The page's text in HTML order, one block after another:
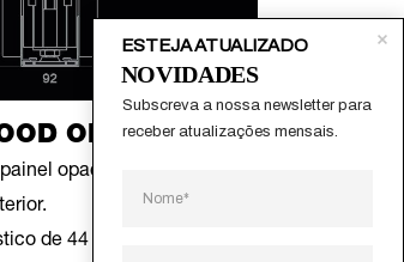
OPACA
opaco com isolamento
de 44 dB.
ESTEJA ATUALIZADO
Subscreva a nossa newsletter para
receber atualizações mensais.
NOVIDADES